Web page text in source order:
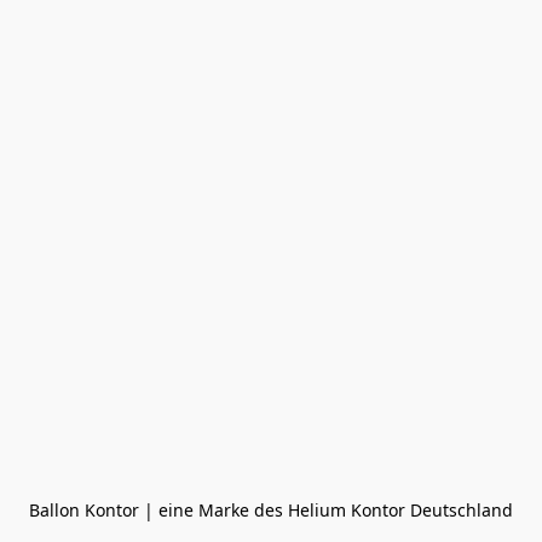
Ballon Kontor | eine Marke des Helium Kontor Deutschland